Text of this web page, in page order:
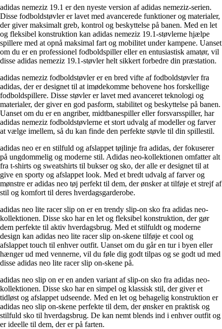
adidas nemeziz 19.1 er den nyeste version af adidas nemeziz-serien.
Disse fodboldstøvler er lavet med avancerede funktioner og materialer,
der giver maksimalt greb, kontrol og beskyttelse på banen. Med en let
og fleksibel konstruktion kan adidas nemeziz 19.1-støvlerne hjælpe
spillere med at opnå maksimal fart og mobilitet under kampene. Uanset
om du er en professionel fodboldspiller eller en entusiastisk amatør, vil
disse adidas nemeziz 19.1-støvler helt sikkert forbedre din præstation.
adidas nemeziz fodboldstøvler er en bred vifte af fodboldstøvler fra
adidas, der er designet til at imødekomme behovene hos forskellige
fodboldspillere. Disse støvler er lavet med avanceret teknologi og
materialer, der giver en god pasform, stabilitet og beskyttelse på banen.
Uanset om du er en angriber, midtbanespiller eller forsvarsspiller, har
adidas nemeziz fodboldstøvlerne et stort udvalg af modeller og farver
at vælge imellem, så du kan finde den perfekte støvle til din spillestil.
adidas neo er en stilfuld og afslappet tøjlinje fra adidas, der fokuserer
på ungdommelig og moderne stil. Adidas neo-kollektionen omfatter alt
fra t-shirts og sweatshirts til bukser og sko, der alle er designet til at
give en sporty og afslappet look. Med et bredt udvalg af farver og
mønstre er adidas neo tøj perfekt til dem, der ønsker at tilføje et strejf af
stil og komfort til deres hverdagsgarderobe.
adidas neo lite racer slip on er en trendy slip-on sko fra adidas neo-
kollektionen. Disse sko har en let og fleksibel konstruktion, der gør
dem perfekte til aktiv hverdagsbrug. Med et stilfuldt og moderne
design kan adidas neo lite racer slip on-skene tilføje et cool og
afslappet touch til enhver outfit. Uanset om du går en tur i byen eller
hænger ud med vennerne, vil du føle dig godt tilpas og se godt ud med
disse adidas neo lite racer slip on-skene på.
adidas neo slip on er en anden variant af slip-on sko fra adidas neo-
kollektionen. Disse sko har en simpel og klassisk stil, der giver et
tidløst og afslappet udseende. Med en let og behagelig konstruktion er
adidas neo slip on-skene perfekte til dem, der ønsker en praktisk og
stilfuld sko til hverdagsbrug. De kan nemt blends ind i enhver outfit og
er ideelle til dem, der er på farten.